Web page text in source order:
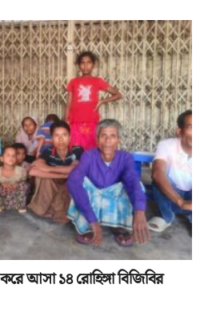
আসা ১৪ রোহিঙ্গা বিজিবির